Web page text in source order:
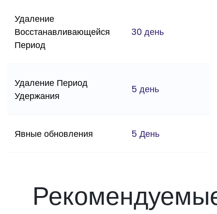
Удаление
Восстанавливающейся
Период
30 день
Удаление Период
Удержания
5 день
Явные обновления 5 День